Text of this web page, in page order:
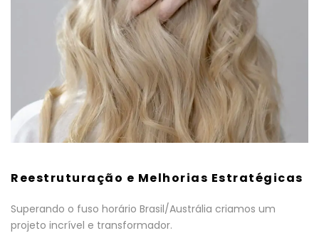
Reestruturação e Melhorias Estratégicas
Superando o fuso horário Brasil/Austrália criamos um
projeto incrível e transformador.